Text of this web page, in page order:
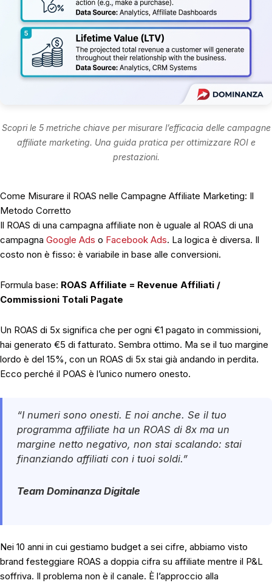
Scopri le 5 metriche chiave per misurare l’efficacia delle campagne
affiliate marketing. Una guida pratica per ottimizzare ROI e
prestazioni.
Come Misurare il ROAS nelle Campagne Affiliate Marketing: Il
Metodo Corretto
Il ROAS di una campagna affiliate non è uguale al ROAS di una
campagna Google Ads o Facebook Ads. La logica è diversa. Il
costo non è fisso: è variabile in base alle conversioni.
Formula base: ROAS Affiliate = Revenue Affiliati /
Commissioni Totali Pagate
Un ROAS di 5x significa che per ogni €1 pagato in commissioni,
hai generato €5 di fatturato. Sembra ottimo. Ma se il tuo margine
lordo è del 15%, con un ROAS di 5x stai già andando in perdita.
Ecco perché il POAS è l’unico numero onesto.
“I numeri sono onesti. E noi anche. Se il tuo
programma affiliate ha un ROAS di 8x ma un
margine netto negativo, non stai scalando: stai
finanziando affiliati con i tuoi soldi.”
Team Dominanza Digitale
Nei 10 anni in cui gestiamo budget a sei cifre, abbiamo visto
brand festeggiare ROAS a doppia cifra su affiliate mentre il P&L
soffriva. Il problema non è il canale. È l’approccio alla